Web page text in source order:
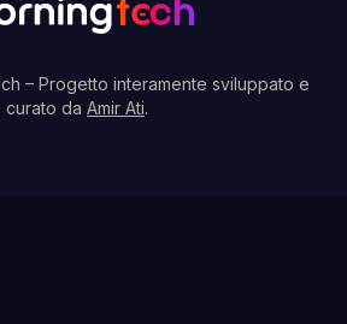
– Progetto interamente sviluppato e
curato da Amir Ati.